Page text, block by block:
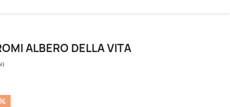
ALBERO DELLA VITA